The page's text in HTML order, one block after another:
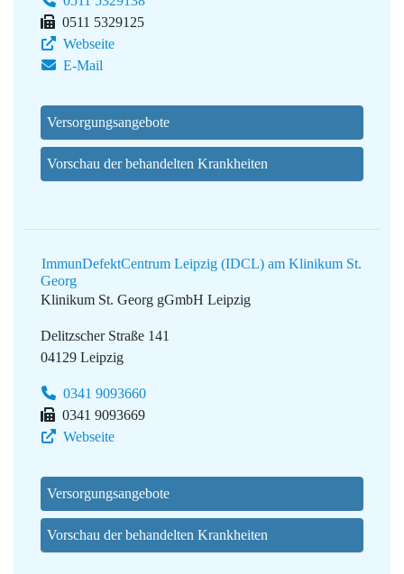
0511 5329125
Webseite
E-Mail
Versorgungsangebote
Vorschau der behandelten Krankheiten
ImmunDefektCentrum Leipzig (IDCL) am Klinikum St.
Georg
Klinikum St. Georg gGmbH Leipzig
Delitzscher Straße 141
04129 Leipzig
0341 9093660
0341 9093669
Webseite
Versorgungsangebote
Vorschau der behandelten Krankheiten